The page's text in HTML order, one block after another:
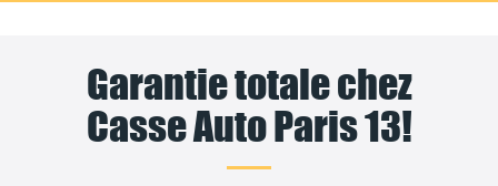
Garantie totale chez
Casse Auto Paris 13!